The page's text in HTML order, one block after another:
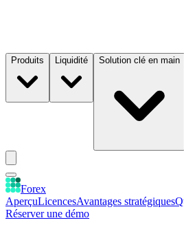
Produits Liquidité Solution clé en main
Forex
AperçuLicencesAvantages stratégiques
Réserver une démo